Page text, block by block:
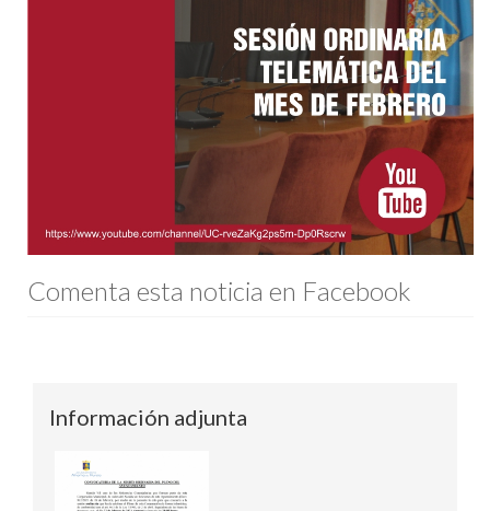
Comenta esta noticia en Facebook
Información adjunta